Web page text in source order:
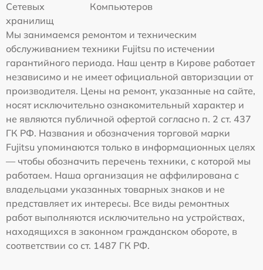
Сетевых
хранилищ
Компьютеров
Мы занимаемся ремонтом и техническим
обслуживанием техники Fujitsu по истечении
гарантийного периода. Наш центр в Кирове работает
независимо и не имеет официальной авторизации от
производителя. Цены на ремонт, указанные на сайте,
носят исключительно ознакомительный характер и
не являются публичной офертой согласно п. 2 ст. 437
ГК РФ. Названия и обозначения торговой марки
Fujitsu упоминаются только в информационных целях
— чтобы обозначить перечень техники, с которой мы
работаем. Наша организация не аффилирована с
владельцами указанных товарных знаков и не
представляет их интересы. Все виды ремонтных
работ выполняются исключительно на устройствах,
находящихся в законном гражданском обороте, в
соответствии со ст. 1487 ГК РФ.